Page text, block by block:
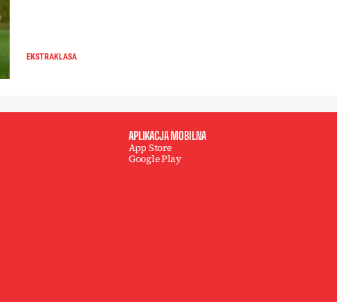
EKSTRAKLASA
APLIKACJA MOBILNA
App Store
Google Play